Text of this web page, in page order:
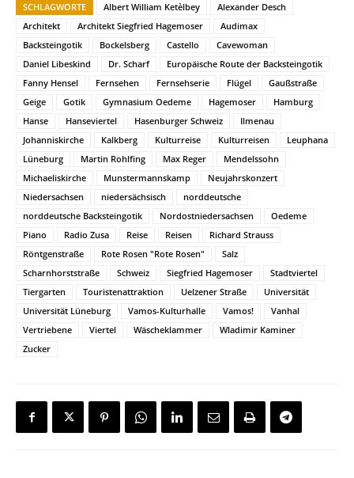
SCHLAGWORTE Albert William Ketèlbey
Alexander Desch
Architekt
Architekt Siegfried Hagemoser
Audimax
Backsteingotik
Bockelsberg Castello
Cavewoman
Daniel Libeskind
Dr. Scharf
Europäische Route der Backsteingotik
Fanny Hensel
Fernsehen Fernsehserie Flügel
Gaußstraße
Geige
Gotik Gymnasium Oedeme Hagemoser
Hamburg
Hanse
Hanseviertel Hasenburger Schweiz
Ilmenau
Johanniskirche
Kalkberg Kulturreise Kulturreisen
Leuphana
Lüneburg
Martin Rohlfing Max Reger
Mendelssohn
Michaeliskirche
Munstermannskamp
Neujahrskonzert
Niedersachsen
niedersächsisch
norddeutsche
norddeutsche Backsteingotik
Nordostniedersachsen
Oedeme
Piano
Radio Zusa Reise Reisen
Richard Strauss
Röntgenstraße
Rote Rosen "Rote Rosen"
Salz
Scharnhorststraße
Schweiz Siegfried Hagemoser
Stadtviertel
Tiergarten
Touristenattraktion Uelzener Straße
Universität
Universität Lüneburg
Vamos-Kulturhalle Vamos!
Vanhal
Vertriebene
Viertel Wäscheklammer
Wladimir Kaminer
Zucker